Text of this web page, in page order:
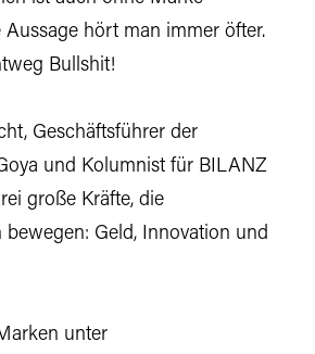
Aussage hört man immer öfter.
Bullshit!
Geschäftsführer der
und Kolumnist für BILANZ
große Kräfte, die
Geld, Innovation und
unter